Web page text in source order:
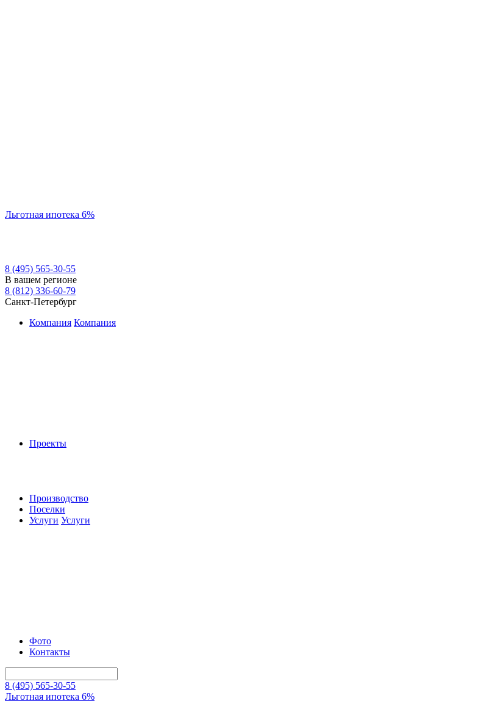
Льготная ипотека 6%
8 (495) 565-30-55
В вашем регионе
8 (812) 336-60-79
Санкт-Петербург
Компания Компания
Проекты
Производство
Поселки
Услуги Услуги
Фото
Контакты
8 (495) 565-30-55
Льготная ипотека 6%